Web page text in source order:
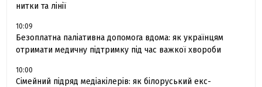
нитки та лінії
10:09
Безоплатна паліативна допомога вдома: як українцям
отримати медичну підтримку під час важкої хвороби
10:00
Сімейний підряд медіакілерів: як білоруський екс-